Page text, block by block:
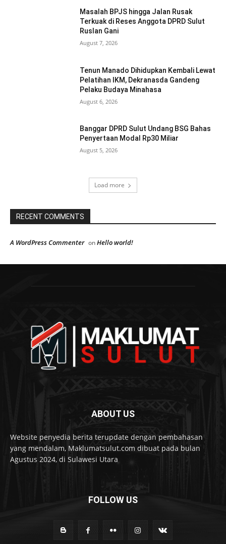
Masalah BPJS hingga Jalan Rusak
Terkuak di Reses Anggota DPRD Sulut
Ruslan Gani
August 7, 2026
Tenun Manado Dihidupkan Kembali Lewat
Pelatihan IKM, Dekranasda Gandeng
Pelaku Budaya Minahasa
August 6, 2026
Banggar DPRD Sulut Undang BSG Bahas
Penyertaan Modal Rp30 Miliar
August 5, 2026
Load more
RECENT COMMENTS
A WordPress Commenter onHello world!
ABOUT US
Website penyedia berita terupdate dengan pembahasan
yang mendalam, Maklumatsulut.com dibuat pada bulan
Agustus 2024, di Sulawesi Utara
FOLLOW US